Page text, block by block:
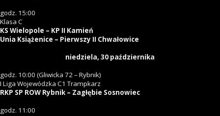
godz. 15:00
Klasa C
KS Wielopole – KP II Kamień
Unia Książenice – Pierwszy II Chwałowice
niedziela, 30 października
godz. 10:00 (Gliwicka 72 – Rybnik)
I Liga Wojewódzka C1 Trampkarz
RKP SP ROW Rybnik – Zagłębie Sosnowiec
godz. 11:00